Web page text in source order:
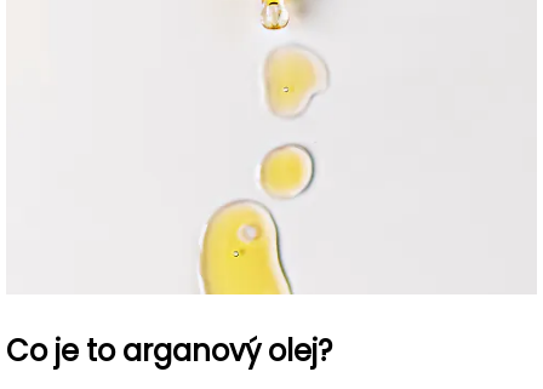
Co je to arganový olej?